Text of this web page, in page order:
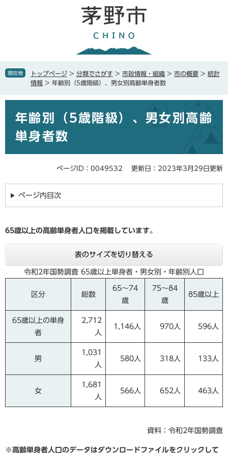
で
ば
本
現在地 トップページ > 分類でさがす > 市政情報・組織 > 市の概要 > 統計
情報 > 年齢別（5歳階級）、男女別高齢単身者数
年齢別（5歳階級）、男女別高齢
単身者数
ページID：0049532 更新日：2023年3月29日更新
ページ内目次
65歳以上の高齢単身者人口を掲載しています。
表のサイズを切り替える
令和2年国勢調査 65歳以上単身者・男女別・年齢別人口
区分 総数
65～74
歳
75～84
歳
85歳以上
65歳以上の単身
者
2,712
人
1,146人 970人 596人
男
1,031
人
580人 318人 133人
女
1,681
人
566人 652人 463人
資料：令和2年国勢調査
※高齢単身者人口のデータはダウンロードファイルをクリックして